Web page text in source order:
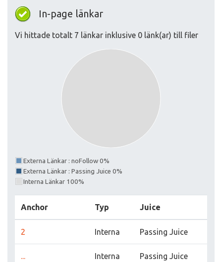
In-page länkar
Vi hittade totalt 7 länkar inklusive 0 länk(ar) till filer
Externa Länkar : noFollow 0%
Externa Länkar : Passing Juice 0%
Interna Länkar 100%
Anchor Typ Juice
2 Interna Passing Juice
... Interna Passing Juice